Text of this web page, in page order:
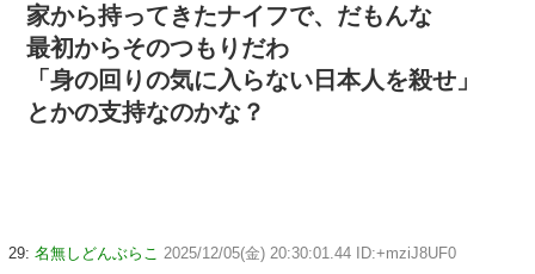
家から持ってきたナイフで、だもんな
最初からそのつもりだわ
「身の回りの気に入らない日本人を殺せ」
とかの支持なのかな？
29: 名無しどんぶらこ 2025/12/05(金) 20:30:01.44 ID:+mziJ8UF0